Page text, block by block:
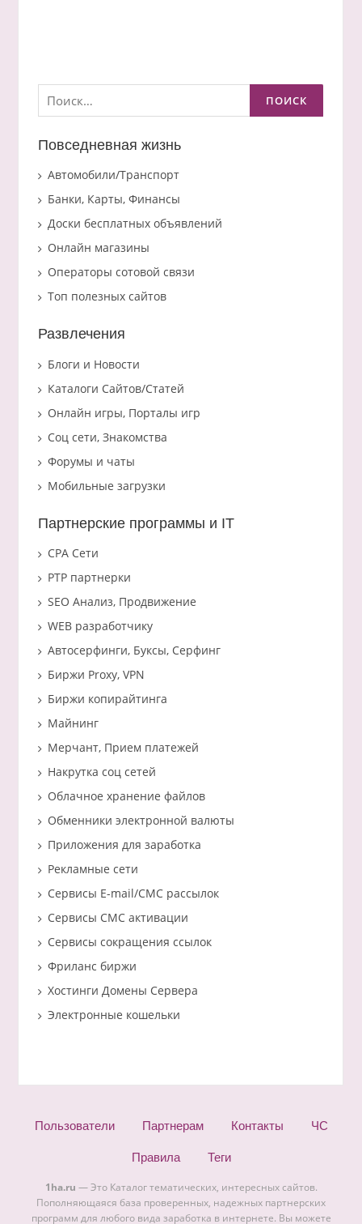
Найти:
Повседневная жизнь
Автомобили/Транспорт
Банки, Карты, Финансы
Доски бесплатных объявлений
Онлайн магазины
Операторы сотовой связи
Топ полезных сайтов
Развлечения
Блоги и Новости
Каталоги Сайтов/Статей
Онлайн игры, Порталы игр
Соц сети, Знакомства
Форумы и чаты
Мобильные загрузки
Партнерские программы и IT
CPA Сети
PTP партнерки
SEO Анализ, Продвижение
WEB разработчику
Автосерфинги, Буксы, Серфинг
Биржи Proxy, VPN
Биржи копирайтинга
Майнинг
Мерчант, Прием платежей
Накрутка соц сетей
Облачное хранение файлов
Обменники электронной валюты
Приложения для заработка
Рекламные сети
Сервисы E-mail/СМС рассылок
Сервисы СМС активации
Сервисы сокращения ссылок
Фриланс биржи
Хостинги Домены Сервера
Электронные кошельки
Пользователи Партнерам Контакты ЧС
Правила Теги
1ha.ru — Это Каталог тематических, интересных сайтов.
Пополняющаяся база проверенных, надежных партнерских
программ для любого вида заработка в интернете. Вы можете